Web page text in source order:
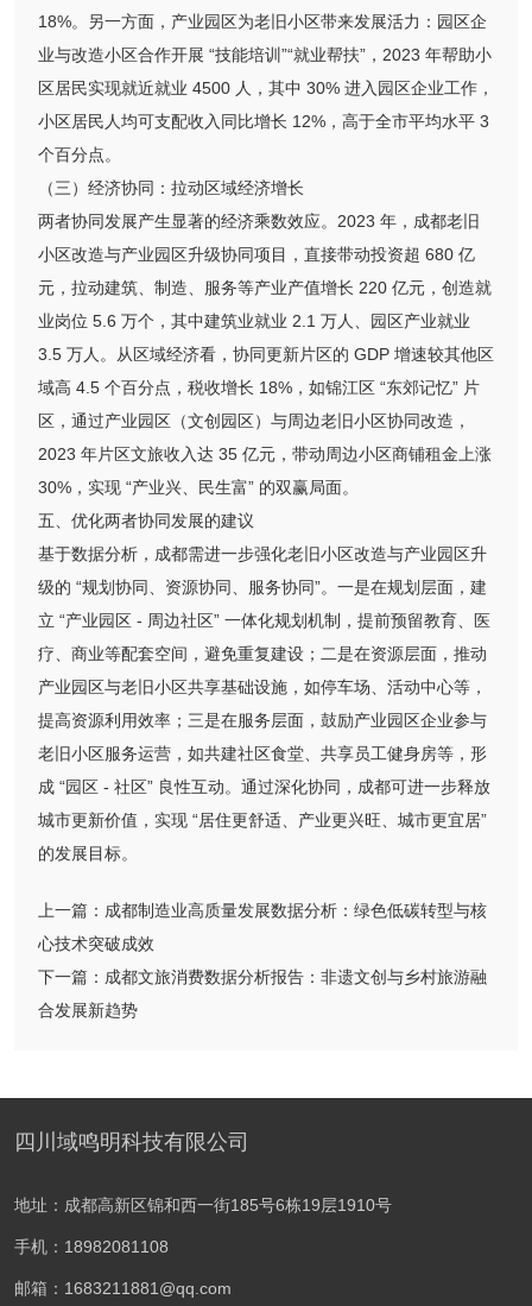
18%。另一方面，产业园区为老旧小区带来发展活力：园区企
业与改造小区合作开展 “技能培训”“就业帮扶”，2023 年帮助小
区居民实现就近就业 4500 人，其中 30% 进入园区企业工作，
小区居民人均可支配收入同比增长 12%，高于全市平均水平 3
个百分点。
（三）经济协同：拉动区域经济增长
两者协同发展产生显著的经济乘数效应。2023 年，成都老旧
小区改造与产业园区升级协同项目，直接带动投资超 680 亿
元，拉动建筑、制造、服务等产业产值增长 220 亿元，创造就
业岗位 5.6 万个，其中建筑业就业 2.1 万人、园区产业就业
3.5 万人。从区域经济看，协同更新片区的 GDP 增速较其他区
域高 4.5 个百分点，税收增长 18%，如锦江区 “东郊记忆” 片
区，通过产业园区（文创园区）与周边老旧小区协同改造，
2023 年片区文旅收入达 35 亿元，带动周边小区商铺租金上涨
30%，实现 “产业兴、民生富” 的双赢局面。
五、优化两者协同发展的建议
基于数据分析，成都需进一步强化老旧小区改造与产业园区升
级的 “规划协同、资源协同、服务协同”。一是在规划层面，建
立 “产业园区 - 周边社区” 一体化规划机制，提前预留教育、医
疗、商业等配套空间，避免重复建设；二是在资源层面，推动
产业园区与老旧小区共享基础设施，如停车场、活动中心等，
提高资源利用效率；三是在服务层面，鼓励产业园区企业参与
老旧小区服务运营，如共建社区食堂、共享员工健身房等，形
成 “园区 - 社区” 良性互动。通过深化协同，成都可进一步释放
城市更新价值，实现 “居住更舒适、产业更兴旺、城市更宜居”
的发展目标。
上一篇： 成都制造业高质量发展数据分析：绿色低碳转型与核
心技术突破成效
下一篇： 成都文旅消费数据分析报告：非遗文创与乡村旅游融
合发展新趋势
四川域鸣明科技有限公司
地址：成都高新区锦和西一街185号6栋19层1910号
手机：18982081108
邮箱：1683211881@qq.com